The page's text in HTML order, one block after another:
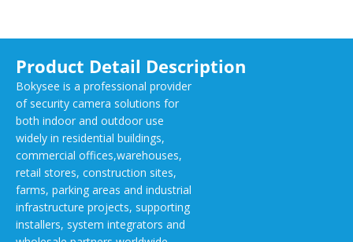
Product Detail Description
Bokysee is a professional provider
of security camera solutions for
both indoor and outdoor use
widely in residential buildings,
commercial offices,warehouses,
retail stores, construction sites,
farms, parking areas and industrial
infrastructure projects, supporting
installers, system integrators and